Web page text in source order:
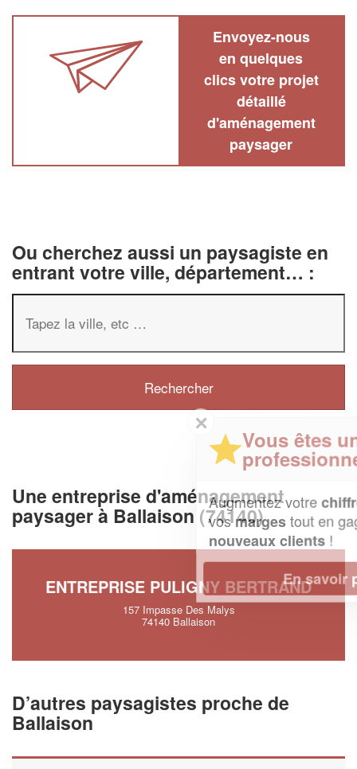
Envoyez-nous
en quelques
clics votre projet
détaillé
d'aménagement
paysager
Ou cherchez aussi un paysagiste en
entrant votre ville, département… :
Une entreprise d'aménagement
paysager à Ballaison (74140)
ENTREPRISE PULIGNY BERTRAND
157 Impasse Des Malys
74140 Ballaison
D’autres paysagistes proche de
Ballaison
Vous êtes un
professionnel ?
Augmentez votrechiffre d'affaireset
vosmargestout en gagnant de
nouveaux clients!
En savoir plus